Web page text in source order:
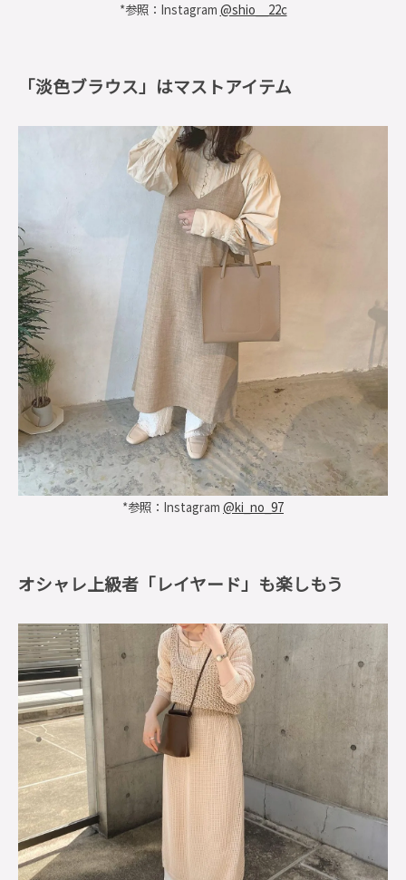
*参照：Instagram @shio__22c
「淡色ブラウス」はマストアイテム
*参照：Instagram @ki_no_97
オシャレ上級者「レイヤード」も楽しもう